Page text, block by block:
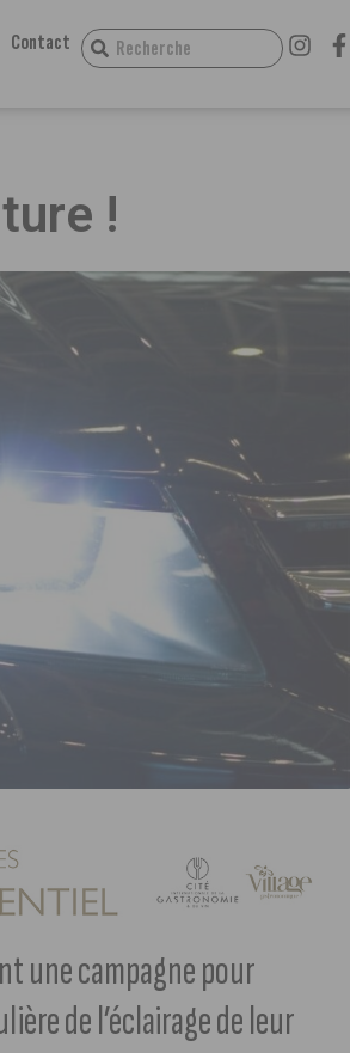
Contact
!
une campagne pour
de l’éclairage de leur